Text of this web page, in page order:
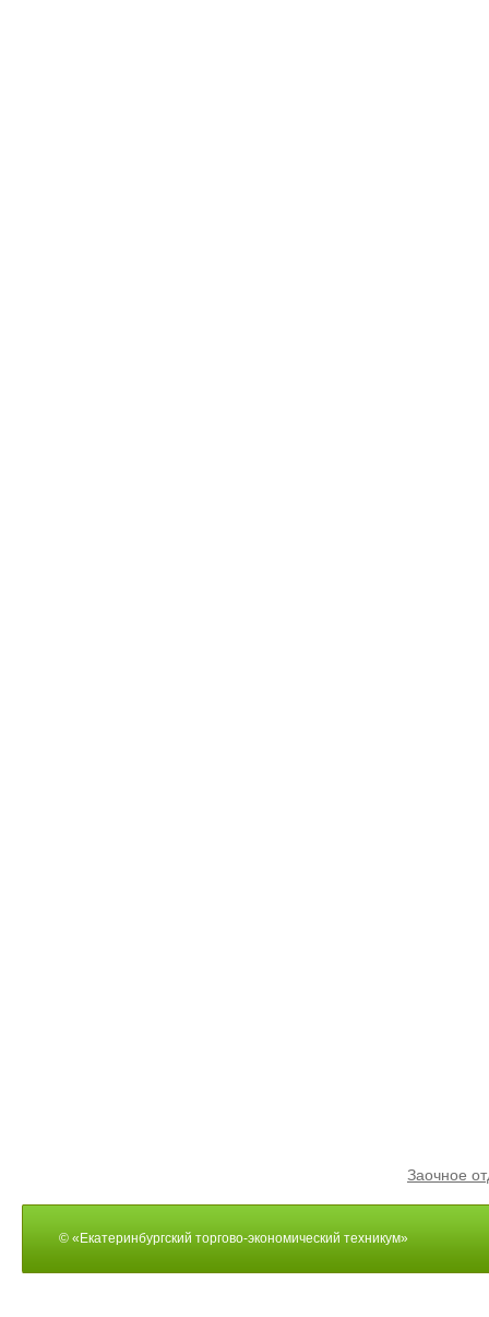
Заочное
© «Екатеринбургский торгово-экономический техникум»